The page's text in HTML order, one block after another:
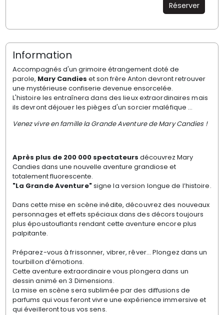
Réserver
Information
Accompagnés d'un grimoire étrangement doté de
parole, Mary Candies et son frère Anton devront retrouver
une mystérieuse confiserie devenue ensorcelée.
L'histoire les entraînera dans des lieux extraordinaires mais
ils devront déjouer les pièges d'un sorcier maléfique …
Venez vivre en famille la Grande Aventure de Mary Candies !
Après plus de 200 000 spectateurs découvrez Mary
Candies dans une nouvelle aventure grandiose et
totalement fluorescente.
"La Grande Aventure"signe la version longue de l’histoire.
Dans cette mise en scène inédite, découvrez des nouveaux
personnages et effets spéciaux dans des décors toujours
plus époustouflants rendant cette aventure encore plus
palpitante.
Préparez-vous à frissonner, vibrer, rêver… Plongez dans un
tourbillon d’émotions.
Cette aventure extraordinaire vous plongera dans un
dessin animé en 3 Dimensions.
La mise en scène sera sublimée par des diffusions de
parfums qui vous feront vivre une expérience immersive et
qui éveilleront tous vos sens.